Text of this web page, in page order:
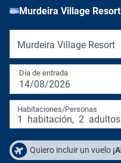
Murdeira Village Resort
Murdeira Village Resort
Día de entrada
14/08/2026
Habitaciones/Personas
1 habitación, 2 adultos
Quiero incluir un vuelo